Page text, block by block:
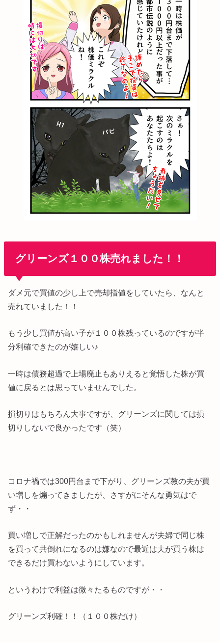
グリーンズ１００株売れました！！
ダメ元で買値の少し上で売却指値をしていたら、なんと
売れていました！！
もう少し買値が高い子が１００株残っているのですが半
分利確できたのが嬉しい♪
一時は債務超過で上場廃止もありえると覚悟した株が買
値に戻るとは思っていませんでした。
損切りはもちろん大事ですが、グリーンズに関しては損
切りしないで良かったです（笑）
コロナ禍では300円台まで下がり、グリーンズ教の夫が買
い増しを煽ってきましたが、さすがにそんな勇気はで
ず・・
買い増しで正解だったのかもしれませんが夫婦で同じ株
を買って共倒れになるのは嫌なので最近は夫が買う株は
できるだけ買わないようにしています。
というわけで利益は微々たるものですが・・
グリーンズ利確！！（１００株だけ）